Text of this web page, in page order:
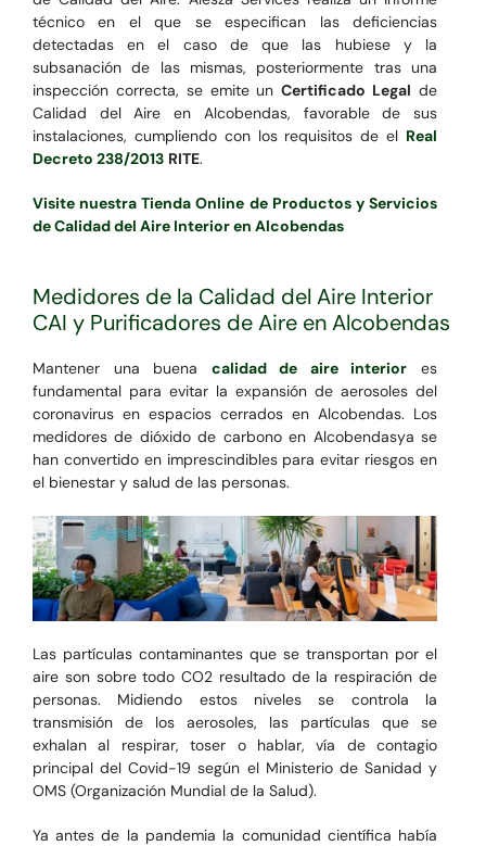
técnico en el que se especifican las deficiencias
detectadas en el caso de que las hubiese y la
subsanación de las mismas, posteriormente tras una
inspección correcta, se emite unCertificado Legal de
Calidad del Aire en Alcobendas, favorable de sus
instalaciones, cumpliendo con los requisitos de el Real
Decreto 238/2013 RITE.
Visite nuestra Tienda Online de Productos y Servicios
de Calidad del Aire Interior en Alcobendas
Medidores de la Calidad del Aire Interior
CAI y Purificadores de Aire en Alcobendas
Mantener una buena calidad de aire interior es
fundamental para evitar la expansión de aerosoles del
coronavirus en espacios cerrados en Alcobendas. Los
medidores de dióxido de carbono en Alcobendasya se
han convertido en imprescindibles para evitar riesgos en
el bienestar y salud de las personas.
Las partículas contaminantes que se transportan por el
aire son sobre todo CO2 resultado de la respiración de
personas. Midiendo estos niveles se controla la
transmisión de los aerosoles, las partículas que se
exhalan al respirar, toser o hablar, vía de contagio
principal del Covid-19 según el Ministerio de Sanidad y
OMS (Organización Mundial de la Salud).
Ya antes de la pandemia la comunidad científica había